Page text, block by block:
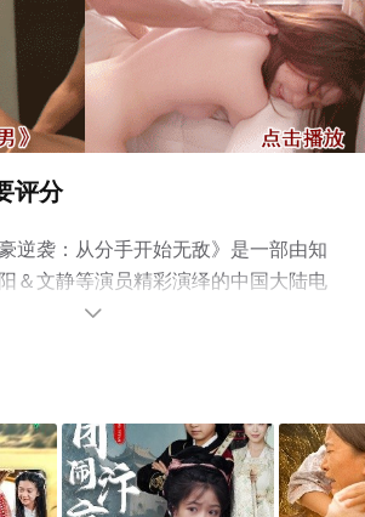
评分
逆袭：从分手开始无敌》是一部由知
＆文静等演员精彩演绎的中国大陆电
揭晓（全集完结），手机免费观看高
剧、电视猫或剧情网等平台了解。
